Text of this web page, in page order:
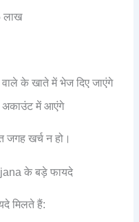
लाख
के खाते में भेज दिए जाएंगे
में आएंगे
जगह खर्च न हो।
के बड़े फायदे
मिलते हैं: